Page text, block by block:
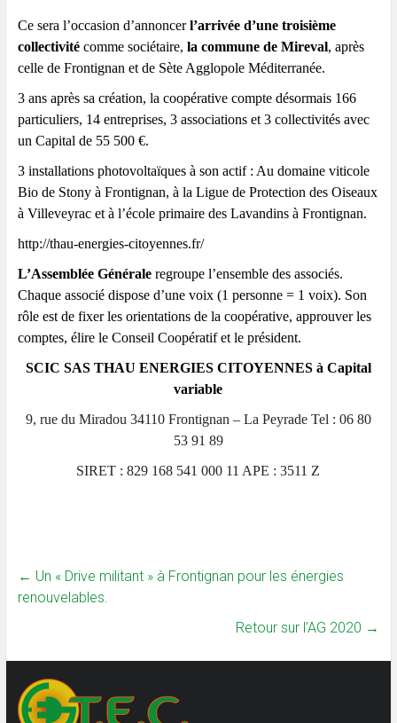
Ce sera l’occasion d’annoncerl’arrivée d’une troisième
collectivitécomme sociétaire, la commune de Mireval, après
celle de Frontignan et de Sète Agglopole Méditerranée.
3 ans après sa création, la coopérative compte désormais 166
particuliers, 14 entreprises, 3 associations et 3 collectivités avec
un Capital de 55 500 €.
3 installations photovoltaïques à son actif : Au domaine viticole
Bio de Stony à Frontignan, à la Ligue de Protection des Oiseaux
à Villeveyrac et à l’école primaire des Lavandins à Frontignan.
http://thau-energies-citoyennes.fr/
L’Assemblée Générale regroupe l’ensemble des associés.
Chaque associé dispose d’une voix (1 personne = 1 voix). Son
rôle est de fixer les orientations de la coopérative, approuver les
comptes, élire le Conseil Coopératif et le président.
SCIC SAS THAU ENERGIES CITOYENNES à Capital
variable
9, rue du Miradou 34110 Frontignan – La Peyrade Tel : 06 80
53 91 89
SIRET : 829 168 541 000 11 APE : 3511 Z
← Un « Drive militant » à Frontignan pour les énergies
renouvelables.
Retour sur l’AG 2020 →